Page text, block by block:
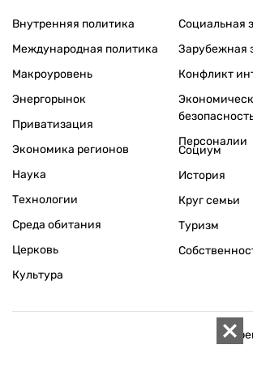
Внутренняя политика
Международная политика
Макроуровень
Энергорынок
Приватизация
Экономика регионов
Социальная
Зарубежная
Конфликт
Персоналии
Наука
Технологии
Среда обитания
Церковь
Культура
Социум
История
Круг семьи
Туризм
Использование материалов «ZN.UA»